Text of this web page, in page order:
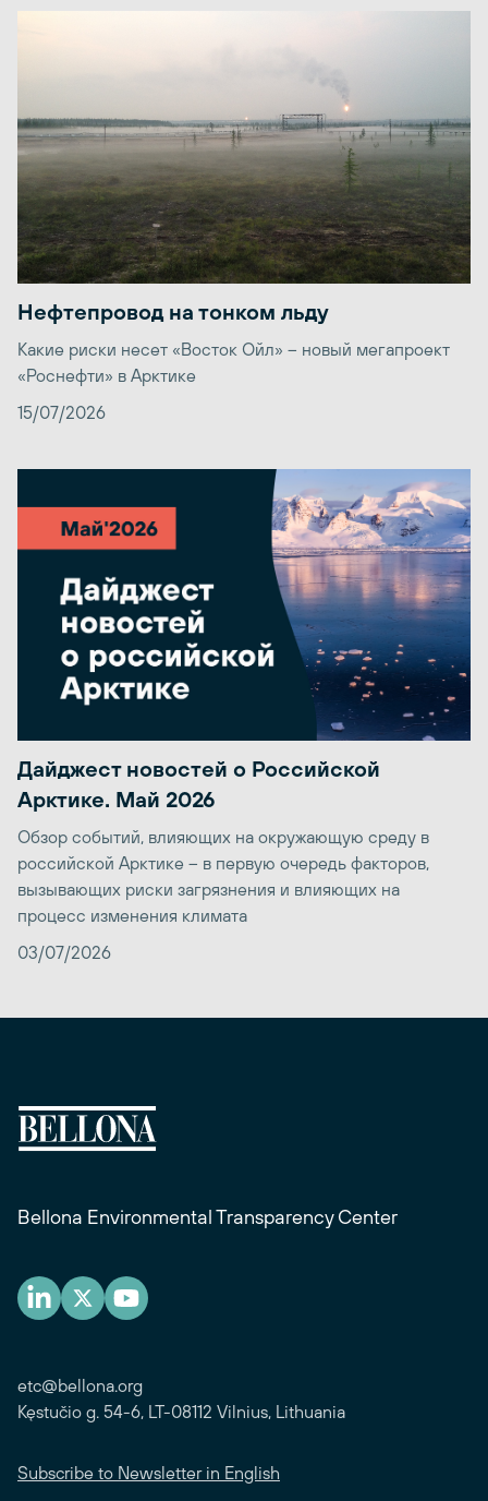
Нефтепровод на тонком льду
Какие риски несет «Восток Ойл» – новый мегапроект
«Роснефти» в Арктике
15/07/2026
Дайджест новостей о Российской
Арктике. Май 2026
Обзор событий, влияющих на окружающую среду в
российской Арктике – в первую очередь факторов,
вызывающих риски загрязнения и влияющих на
процесс изменения климата
03/07/2026
Bellona Environmental Transparency Center
etc@bellona.org
Kęstučio g. 54-6, LT-08112 Vilnius, Lithuania
Subscribe to Newsletter in English